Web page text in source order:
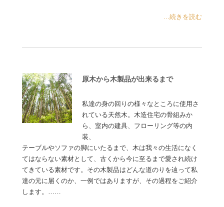
...続きを読む
原木から木製品が出来るまで
私達の身の回りの様々なところに使用さ
れている天然木。木造住宅の骨組みか
ら、室内の建具、フローリング等の内
装、
テーブルやソファの脚にいたるまで、木は我々の生活になく
てはならない素材として、古くから今に至るまで愛され続け
てきている素材です。その木製品はどんな道のりを辿って私
達の元に届くのか、一例ではありますが、その過程をご紹介
します。……